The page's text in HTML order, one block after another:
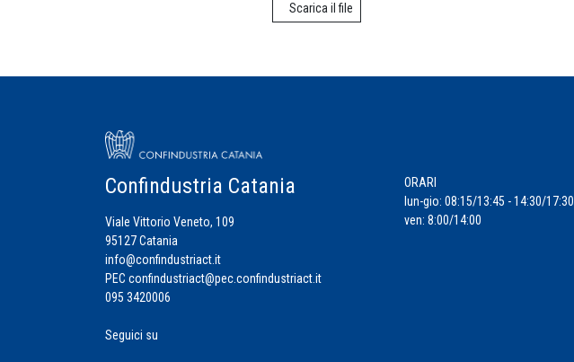
Scarica il file
Confindustria Catania
Viale Vittorio Veneto, 109
95127 Catania
info@confindustriact.it
PEC confindustriact@pec.confindustriact.it
095 3420006
ORARI
lun-gio: 08:15/13:45 - 14:30/17:30
ven: 8:00/14:00
Seguici su